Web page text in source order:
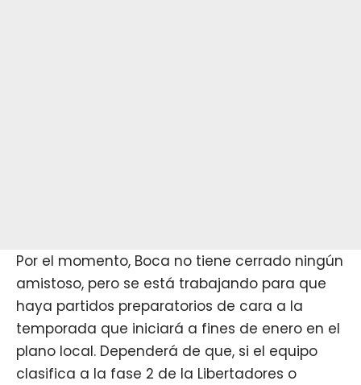
Por el momento, Boca no tiene cerrado ningún
amistoso, pero se está trabajando para que
haya partidos preparatorios de cara a la
temporada que iniciará a fines de enero en el
plano local. Dependerá de que, si el equipo
clasifica a la fase 2 de la Libertadores o